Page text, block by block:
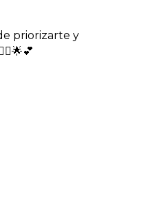
priorizarte y